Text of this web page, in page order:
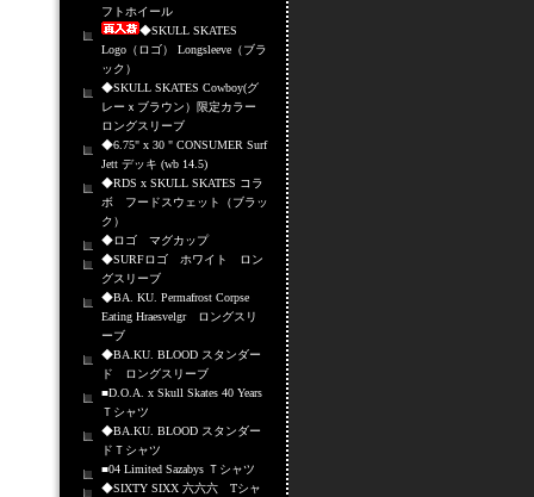
フトホイール
◆SKULL SKATES
Logo（ロゴ） Longsleeve（ブラ
ック）
◆SKULL SKATES Cowboy(グ
レーｘブラウン）限定カラー
ロングスリーブ
◆6.75" x 30 " CONSUMER Surf
Jett デッキ (wb 14.5)
◆RDS x SKULL SKATES コラ
ボ フードスウェット（ブラッ
ク）
◆ロゴ マグカップ
◆SURFロゴ ホワイト ロン
グスリーブ
◆BA. KU. Permafrost Corpse
Eating Hraesvelgr ロングスリ
ーブ
◆BA.KU. BLOOD スタンダー
ド ロングスリーブ
■D.O.A. x Skull Skates 40 Years
Ｔシャツ
◆BA.KU. BLOOD スタンダー
ドＴシャツ
■04 Limited Sazabys Ｔシャツ
◆SIXTY SIXX 六六六 Tシャ